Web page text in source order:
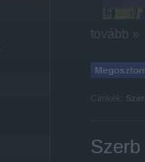
tovább »
Címkék: